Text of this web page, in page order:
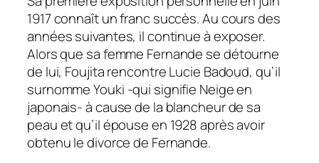
1917 connaît un franc succès. Au cours des
années suivantes, il continue à exposer.
Alors que sa femme Fernande se détourne
de lui, Foujita rencontre Lucie Badoud, qu’il
surnomme Youki -qui signifie Neige en
japonais- à cause de la blancheur de sa
peau et qu’il épouse en 1928 après avoir
obtenu le divorce de Fernande.